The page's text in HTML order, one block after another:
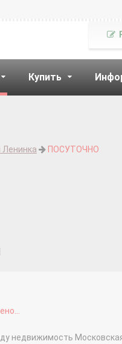
Купить
Ленинка ПОСУТОЧНО
недвижимость